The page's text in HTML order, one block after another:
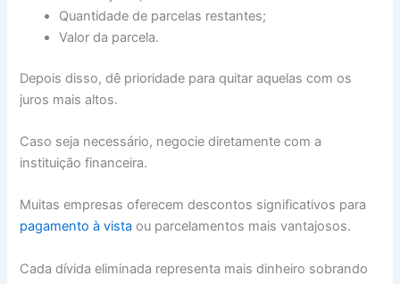
Quantidade de parcelas restantes;
Valor da parcela.
Depois disso, dê prioridade para quitar aquelas com os
juros mais altos.
Caso seja necessário, negocie diretamente com a
instituição financeira.
Muitas empresas oferecem descontos significativos para
pagamento à vista ou parcelamentos mais vantajosos.
Cada dívida eliminada representa mais dinheiro sobrando